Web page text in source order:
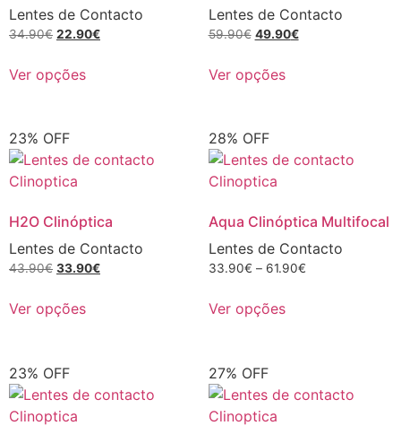
Lentes de Contacto
34.90€ 22.90€
Ver opções
Lentes de Contacto
59.90€ 49.90€
Ver opções
23% OFF
H2O Clinóptica
Lentes de Contacto
43.90€ 33.90€
Ver opções
28% OFF
Aqua Clinóptica Multifocal
Lentes de Contacto
33.90€ – 61.90€
Ver opções
23% OFF 27% OFF